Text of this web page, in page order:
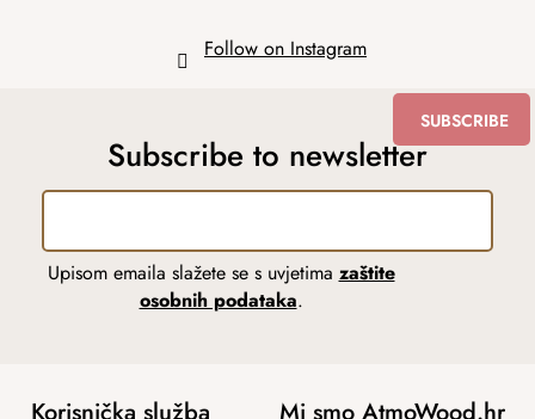
Follow on Instagram
Subscribe to newsletter
Upisom emaila slažete se s uvjetima zaštite
osobnih podataka.
SUBSCRIBE